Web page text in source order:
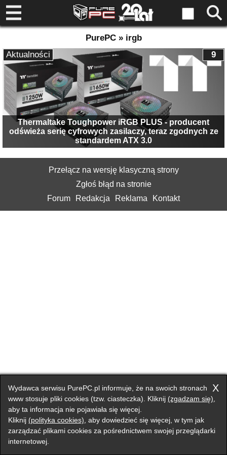
PurePC » irgb
Thermaltake Toughpower iRGB PLUS - producent
odświeża serię cyfrowych zasilaczy, teraz zgodnych ze
standardem ATX 3.0
9
Aktualności
Przełącz na wersję klasyczną strony
Zgłoś błąd na stronie
Forum
Redakcja Reklama Kontakt
X
Wydawca serwisu PurePC.pl informuje, że na swoich stronach
www stosuje pliki cookies (tzw. ciasteczka). Kliknij (zgadzam się)
aby ta informacja nie pojawiała się więcej.
Kliknij (polityka cookies) , aby dowiedzieć się więcej, w tym jak
zarządzać plikami cookies za pośrednictwem swojej przeglądarki
internetowej.